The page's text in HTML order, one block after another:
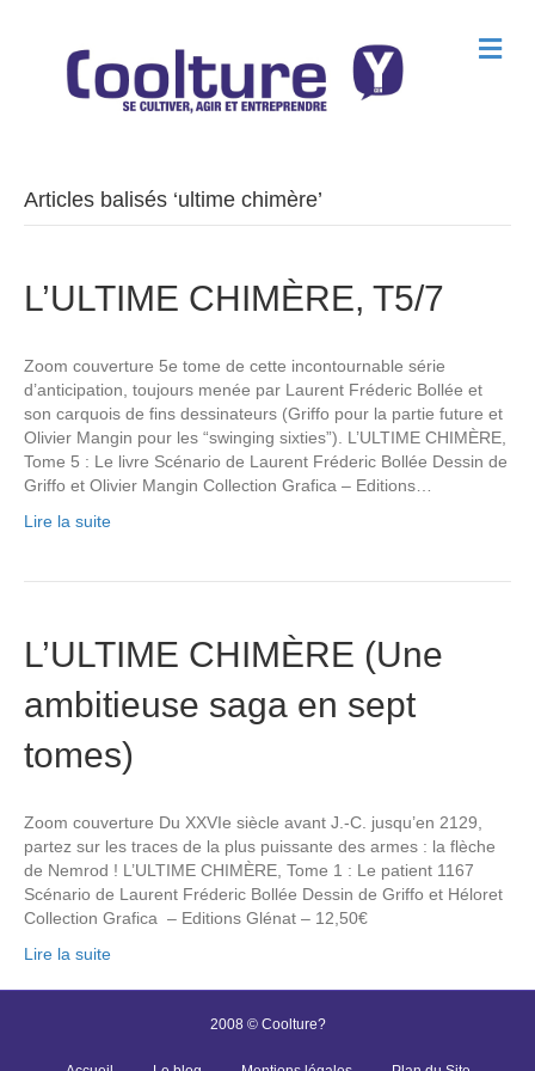
M
e
Articles balisés ‘ultime chimère’
L’ULTIME CHIMÈRE, T5/7
Zoom couverture 5e tome de cette incontournable série
d’anticipation, toujours menée par Laurent Fréderic Bollée et
son carquois de fins dessinateurs (Griffo pour la partie future et
Olivier Mangin pour les “swinging sixties”). L’ULTIME CHIMÈRE,
Tome 5 : Le livre Scénario de Laurent Fréderic Bollée Dessin de
Griffo et Olivier Mangin Collection Grafica – Editions…
Lire la suite
L’ULTIME CHIMÈRE (Une
ambitieuse saga en sept
tomes)
Zoom couverture Du XXVIe siècle avant J.-C. jusqu’en 2129,
partez sur les traces de la plus puissante des armes : la flèche
de Nemrod ! L’ULTIME CHIMÈRE, Tome 1 : Le patient 1167
Scénario de Laurent Fréderic Bollée Dessin de Griffo et Héloret
Collection Grafica – Editions Glénat – 12,50€
Lire la suite
2008 © Coolture?